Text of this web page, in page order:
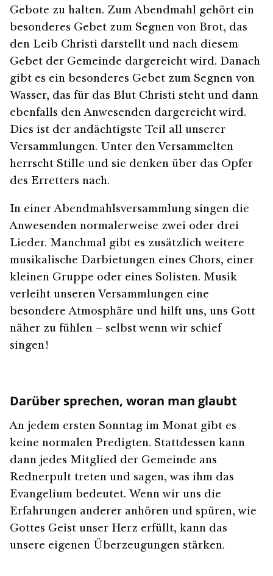
Gebote zu halten. Zum Abendmahl gehört ein
besonderes Gebet zum Segnen von Brot, das
den Leib Christi darstellt und nach diesem
Gebet der Gemeinde dargereicht wird. Danach
gibt es ein besonderes Gebet zum Segnen von
Wasser, das für das Blut Christi steht und dann
ebenfalls den Anwesenden dargereicht wird.
Dies ist der andächtigste Teil all unserer
Versammlungen. Unter den Versammelten
herrscht Stille und sie denken über das Opfer
des Erretters nach.
In einer Abendmahlsversammlung singen die
Anwesenden normalerweise zwei oder drei
Lieder. Manchmal gibt es zusätzlich weitere
musikalische Darbietungen eines Chors, einer
kleinen Gruppe oder eines Solisten. Musik
verleiht unseren Versammlungen eine
besondere Atmosphäre und hilft uns, uns Gott
näher zu fühlen – selbst wenn wir schief
singen!
Darüber sprechen, woran man glaubt
An jedem ersten Sonntag im Monat gibt es
keine normalen Predigten. Stattdessen kann
dann jedes Mitglied der Gemeinde ans
Rednerpult treten und sagen, was ihm das
Evangelium bedeutet. Wenn wir uns die
Erfahrungen anderer anhören und spüren, wie
Gottes Geist unser Herz erfüllt, kann das
unsere eigenen Überzeugungen stärken.